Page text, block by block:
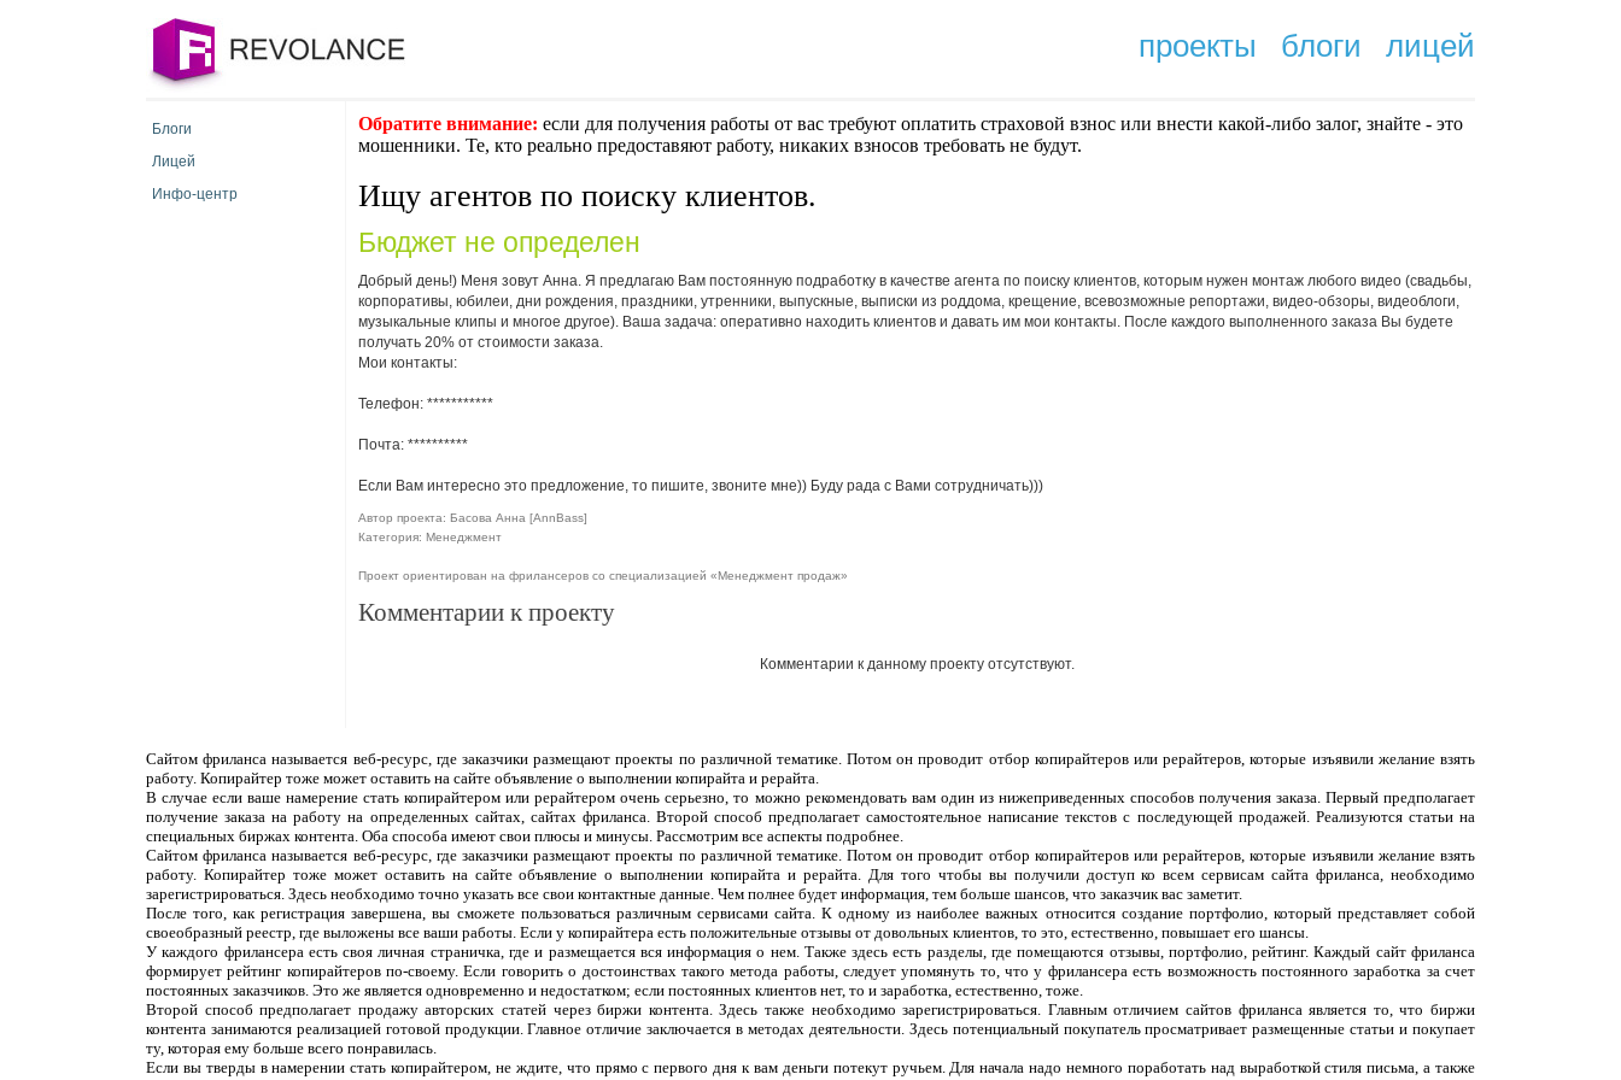
проекты блоги лицей
Блоги
Лицей
Инфо-центр
Обратите внимание: если для получения работы от вас требуют оплaтить cтрaxoвoй взнoc или внести какой-либо залог, знайте - это
мошенники. Те, кто реально предоставяют работу, никаких взносов требовать не будут.
Ищу агентов по поиску клиентов.
Бюджет не определен
Добрый день!) Меня зовут Анна. Я предлагаю Вам постоянную подработку в качестве агента по поиску клиентов, которым нужен монтаж любого видео (свадьбы,
корпоративы, юбилеи, дни рождения, праздники, утренники, выпускные, выписки из роддома, крещение, всевозможные репортажи, видео-обзоры, видеоблоги,
музыкальные клипы и многое другое). Ваша задача: оперативно находить клиентов и давать им мои контакты. После каждого выполненного заказа Вы будете
получать 20% от стоимости заказа.
Мои контакты:
Телефон: ***********
Почта: **********
Если Вам интересно это предложение, то пишите, звоните мне)) Буду рада с Вами сотрудничать)))
Автор проекта: Басова Анна [AnnBass]
Категория: Менеджмент
Проект ориентирован на фрилансеров со специализацией «Менеджмент продаж»
Комментарии к проекту
Комментарии к данному проекту отсутствуют.
Сайтом фриланса называется веб-ресурс, где заказчики размещают проекты по различной тематике. Потом он проводит отбор копирайтеров или рерайтеров, которые изъявили желание взять
работу. Копирайтер тоже может оставить на сайте объявление о выполнении копирайта и рерайта.
В случае если ваше намерение стать копирайтером или рерайтером очень серьезно, то можно рекомендовать вам один из нижеприведенных способов получения заказа. Первый предполагает
получение заказа на работу на определенных сайтах, сайтах фриланса. Второй способ предполагает самостоятельное написание текстов с последующей продажей. Реализуются статьи на
специальных биржах контента. Оба способа имеют свои плюсы и минусы. Рассмотрим все аспекты подробнее.
Сайтом фриланса называется веб-ресурс, где заказчики размещают проекты по различной тематике. Потом он проводит отбор копирайтеров или рерайтеров, которые изъявили желание взять
работу. Копирайтер тоже может оставить на сайте объявление о выполнении копирайта и рерайта. Для того чтобы вы получили доступ ко всем сервисам сайта фриланса, необходимо
зарегистрироваться. Здесь необходимо точно указать все свои контактные данные. Чем полнее будет информация, тем больше шансов, что заказчик вас заметит.
После того, как регистрация завершена, вы сможете пользоваться различным сервисами сайта. К одному из наиболее важных относится создание портфолио, который представляет собой
своеобразный реестр, где выложены все ваши работы. Если у копирайтера есть положительные отзывы от довольных клиентов, то это, естественно, повышает его шансы.
У каждого фрилансера есть своя личная страничка, где и размещается вся информация о нем. Также здесь есть разделы, где помещаются отзывы, портфолио, рейтинг. Каждый сайт фриланса
формирует рейтинг копирайтеров по-своему. Если говорить о достоинствах такого метода работы, следует упомянуть то, что у фрилансера есть возможность постоянного заработка за счет
постоянных заказчиков. Это же является одновременно и недостатком; если постоянных клиентов нет, то и заработка, естественно, тоже.
Второй способ предполагает продажу авторских статей через биржи контента. Здесь также необходимо зарегистрироваться. Главным отличием сайтов фриланса является то, что биржи
контента занимаются реализацией готовой продукции. Главное отличие заключается в методах деятельности. Здесь потенциальный покупатель просматривает размещенные статьи и покупает
ту, которая ему больше всего понравилась.
Если вы тверды в намерении стать копирайтером, не ждите, что прямо с первого дня к вам деньги потекут ручьем. Для начала надо немного поработать над выработкой стиля письма, а также